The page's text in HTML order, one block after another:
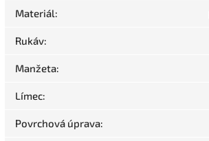
Materiál:
Rukáv:
Manžeta:
Límec:
Povrchová úprava: